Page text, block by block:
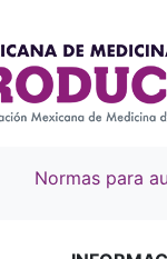
Normas para